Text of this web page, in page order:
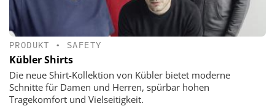
PRODUKT • SAFETY
Kübler Shirts
Die neue Shirt-Kollektion von Kübler bietet moderne
Schnitte für Damen und Herren, spürbar hohen
Tragekomfort und Vielseitigkeit.